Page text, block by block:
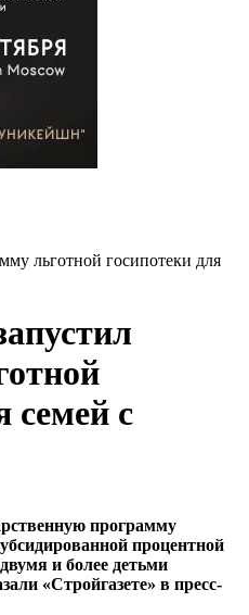
льготной госипотеки для
семей с
программу
процентной
и более детьми
«Стройгазете» в пресс-